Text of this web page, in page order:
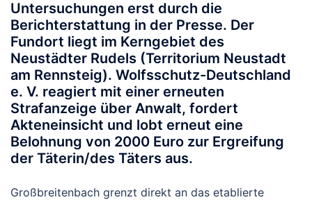
Untersuchungen erst durch die
Berichterstattung in der Presse. Der
Fundort liegt im Kerngebiet des
Neustädter Rudels (Territorium Neustadt
am Rennsteig). Wolfsschutz-Deutschland
e. V. reagiert mit einer erneuten
Strafanzeige über Anwalt, fordert
Akteneinsicht und lobt erneut eine
Belohnung von 2000 Euro zur Ergreifung
der Täterin/des Täters aus.
Großbreitenbach grenzt direkt an das etablierte